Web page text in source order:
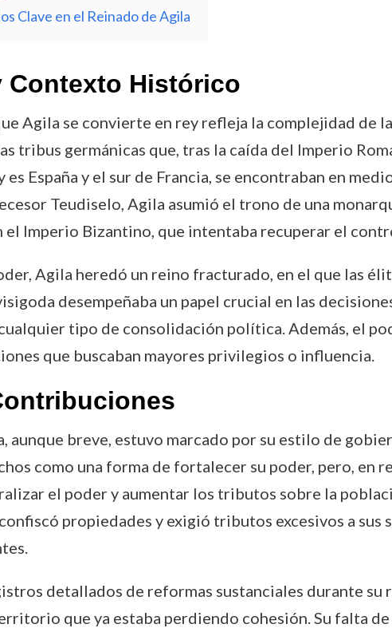
Clave en el Reinado de Agila
Contexto Histórico
Agila se convierte en rey refleja la complejidad de
tribus germánicas que, tras la caída del Imperio
es España y el sur de Francia, se encontraban en
Teudiselo, Agila asumió el trono de una
el Imperio Bizantino, que intentaba recuperar el
Agila heredó un reino fracturado, en el que las
desempeñaba un papel crucial en las
tipo de consolidación política. Además, el
que buscaban mayores privilegios o influencia.
aunque breve, estuvo marcado por su estilo de
como una forma de fortalecer su poder, pero, en
el poder y aumentar los tributos sobre la
propiedades y exigió tributos excesivos a
detallados de reformas sustanciales durante
que ya estaba perdiendo cohesión. Su falta